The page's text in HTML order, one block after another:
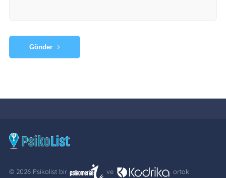
Gönder
© 2026 Psikolist bir ve ortak